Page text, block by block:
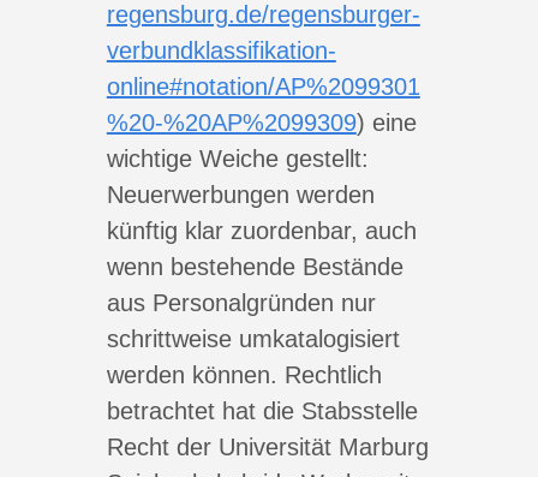
regensburg.de/regensburger-
verbundklassifikation-
online#notation/AP%2099301
%20-%20AP%2099309) eine
wichtige Weiche gestellt:
Neuerwerbungen werden
künftig klar zuordenbar, auch
wenn bestehende Bestände
aus Personalgründen nur
schrittweise umkatalogisiert
werden können. Rechtlich
betrachtet hat die Stabsstelle
Recht der Universität Marburg